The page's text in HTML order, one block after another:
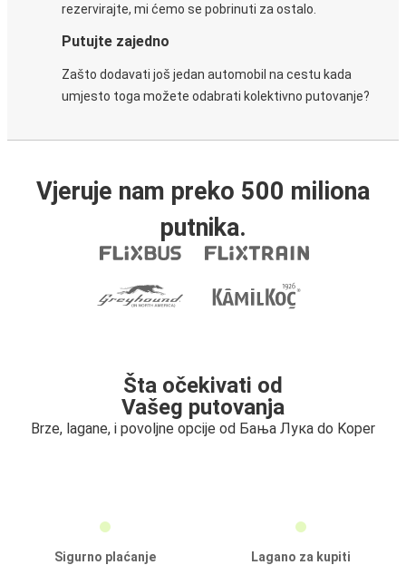
rezervirajte, mi ćemo se pobrinuti za ostalo.
Putujte zajedno
Zašto dodavati još jedan automobil na cestu kada
umjesto toga možete odabrati kolektivno putovanje?
Vjeruje nam preko 500 miliona
putnika.
Šta očekivati od
Vašeg putovanja
Brze, lagane, i povoljne opcije od Бања Лука do Koper
Sigurno plaćanje
Lagano za kupiti